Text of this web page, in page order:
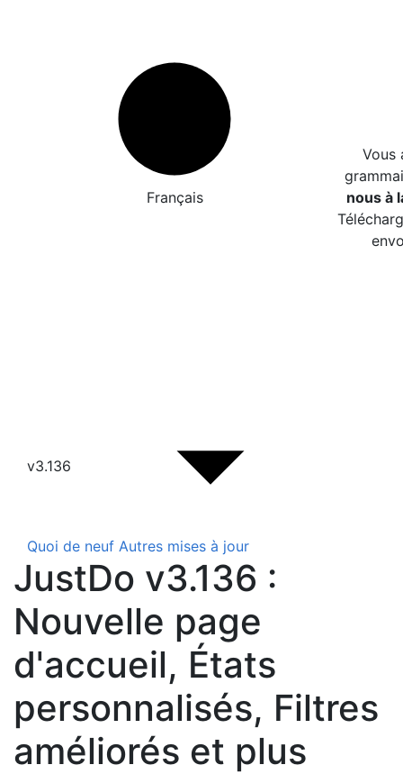
Français
Vous
nous à
v3.136
Quoi de neuf Autres mises à jour
JustDo v3.136 :
Nouvelle page
d'accueil, États
personnalisés, Filtres
améliorés et plus